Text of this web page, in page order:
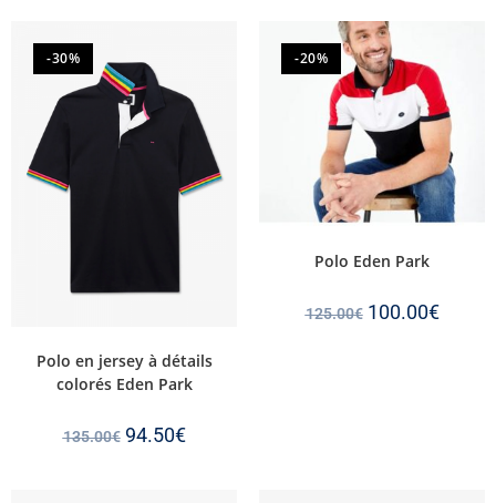
-30%
Polo en jersey à détails
colorés Eden Park
135.00€ 94.50€
-20%
Polo Eden Park
125.00€ 100.00€